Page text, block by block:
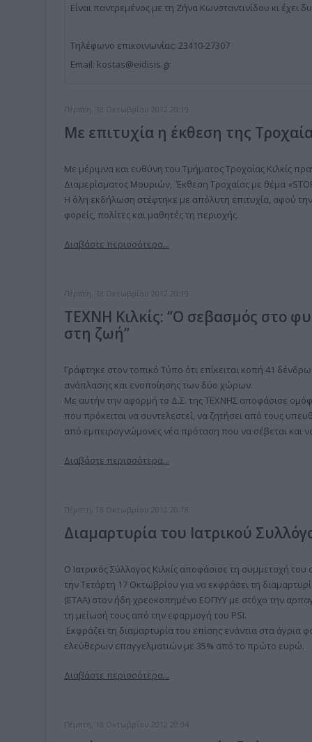
Είναι παντρεμένος με τη Ζήνα Κωνσταντινίδου κι έχει
Τηλέφωνο επικοινωνίας: 23410-27307
Email: kostas@eidisis.gr
Πέμπτη, 18 Οκτωβρίου 2012 20:19
Με επιτυχία η έκθεση της
Με μέριμνα και ευθύνη του Τμήματος Τροχαίας Κιλκίς
Διαμερίσματος Μουριών, Έκθεση Τροχαίας με θέμα
Η όλη εκδήλωση στέφτηκε με απόλυτη επιτυχία, αφού
φορείς, πολίτες και μαθητές τη περιοχής.
Διαβάστε περισσότερα...
Πέμπτη, 18 Οκτωβρίου 2012 20:19
ΤΕΧΝΗ Κιλκίς: ‘’Ο σεβασμός στο
στη ζωή’’
Γράφτηκε στον τοπικό Τύπο ότι επίκειται κοπή 41
ανάπλασης και ενοποίησης των δύο χώρων.
Με αυτήν την αφορμή το Δ.Σ. της ΤΕΧΝΗΣ αποφάσισε
που πρόκειται να συντελεστεί, να ζητήσει από τους
από εμπειρογνώμονες νέα πρόταση που να σέβεται και
Διαβάστε περισσότερα...
Πέμπτη, 18 Οκτωβρίου 2012 20:18
Διαμαρτυρία του Ιατρικού
Ο Ιατρικός Σύλλογος Κιλκίς αποφάσισε τη συμμετοχή
την Τετάρτη 17 Οκτωβρίου για να εκφράσει τη
(ΕΤΑΑ) στον ήδη χρεοκοπημένο ΕΟΠΥΥ με στόχο την
τη μείωσή τους από την εφαρμογή του PSI.
Εκφράζει τη διαμαρτυρία του επίσης ενάντια στα
ελεύθερων επαγγελματιών με 35% από το πρώτο ευρώ.
Διαβάστε περισσότερα...
Πέμπτη, 18 Οκτωβρίου 2012 20:04